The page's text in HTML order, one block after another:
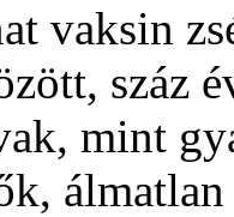
vaksin
száz
mint
álmatlan